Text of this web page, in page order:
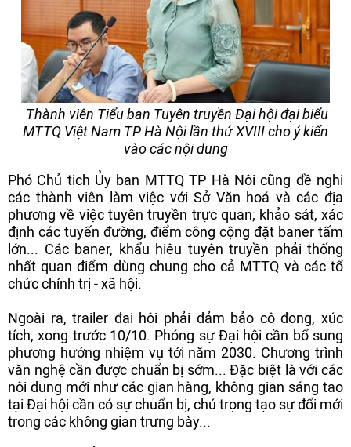
Thành viên Tiểu ban Tuyên truyền Đại hội đại biểu
MTTQ Việt Nam TP Hà Nội lần thứ XVIII cho ý kiến
vào các nội dung
Phó Chủ tịch Ủy ban MTTQ TP Hà Nội cũng đề nghị
các thành viên làm việc với Sở Văn hoá và các địa
phương về việc tuyên truyền trực quan; khảo sát, xác
định các tuyến đường, điểm công cộng đặt baner tấm
lớn... Các baner, khẩu hiệu tuyên truyền phải thống
nhất quan điểm dùng chung cho cả MTTQ và các tổ
chức chính trị - xã hội.
Ngoài ra, trailer đại hội phải đảm bảo cô đọng, xúc
tích, xong trước 10/10. Phóng sự Đại hội cần bổ sung
phương hướng nhiệm vụ tới năm 2030. Chương trình
văn nghệ cần được chuẩn bị sớm... Đặc biệt là với các
nội dung mới như các gian hàng, không gian sáng tạo
tại Đại hội cần có sự chuẩn bị, chú trọng tạo sự đổi mới
trong các không gian trưng bày...